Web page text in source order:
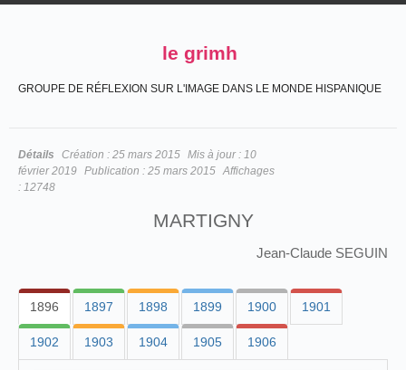
le grimh
GROUPE DE RÉFLEXION SUR L'IMAGE DANS LE MONDE HISPANIQUE
Détails Création : 25 mars 2015 Mis à jour : 10
février 2019 Publication : 25 mars 2015 Affichages
: 12748
MARTIGNY
Jean-Claude SEGUIN
1896 1897 1898 1899 1900 1901
1902 1903 1904 1905 1906